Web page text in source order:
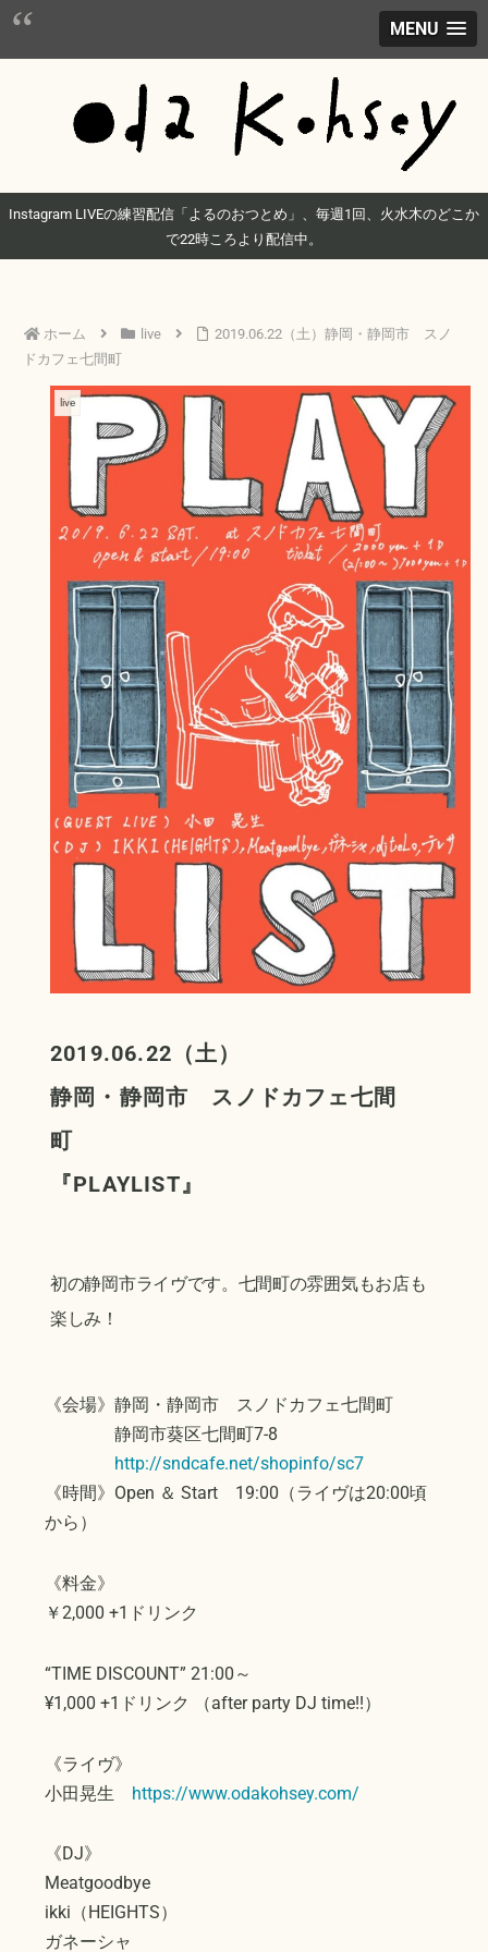
MENU
Instagram LIVEの練習配信「よるのおつとめ」、毎週1回、火水木のどこか
で22時ころより配信中。
ホーム live
2019.06.22（土）静岡・静岡市 スノ
ドカフェ七間町
live
2019.06.22（土）
静岡・静岡市 スノドカフェ七間
町
『PLAYLIST』
初の静岡市ライヴです。七間町の雰囲気もお店も
楽しみ！
《会場》静岡・静岡市 スノドカフェ七間町
静岡市葵区七間町7-8
http://sndcafe.net/shopinfo/sc7
《時間》Open ＆ Start 19:00（ライヴは20:00頃
から）
《料金》
￥2,000 +1ドリンク
“TIME DISCOUNT” 21:00～
¥1,000 +1ドリンク （after party DJ time!!）
《ライヴ》
小田晃生 https://www.odakohsey.com/
《DJ》
Meatgoodbye
ikki（HEIGHTS）
ガネーシャ